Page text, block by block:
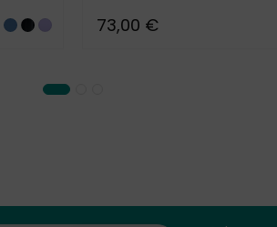
White
BLUEBlackPurple 73,00 €